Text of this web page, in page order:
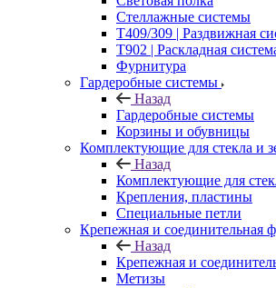
Стеллажные системы
Т409/309 | Раздвижная
Т902 | Раскладная
Фурнитура
Гардеробные системы
Назад
Гардеробные системы
Корзины и обувницы
Комплектующие для стекла и
Назад
Комплектующие для
Крепления, пластины
Специальные петли
Крепежная и соединительная
Назад
Крепежная и
Метизы